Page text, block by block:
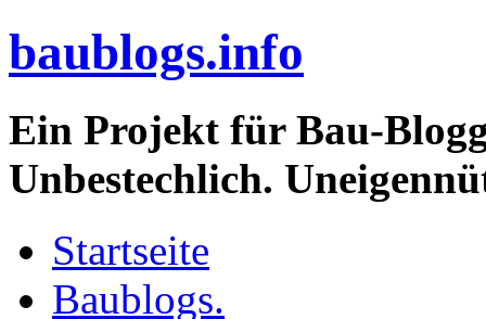
baublogs.info
Ein Projekt für Bau-
Unbestechlich.
Startseite
Baublogs.